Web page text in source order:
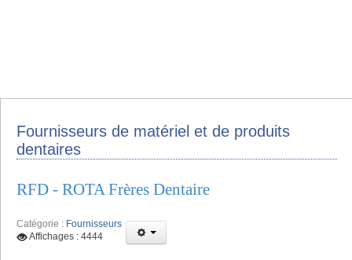
Fournisseurs de matériel et de produits
dentaires
RFD - ROTA Frères Dentaire
Catégorie : Fournisseurs
Affichages : 4444